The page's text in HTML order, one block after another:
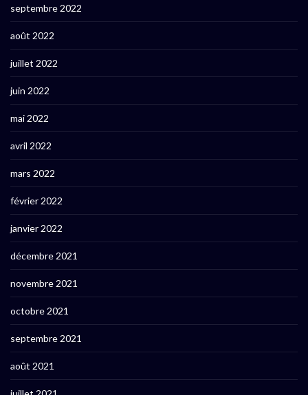
septembre 2022
août 2022
juillet 2022
juin 2022
mai 2022
avril 2022
mars 2022
février 2022
janvier 2022
décembre 2021
novembre 2021
octobre 2021
septembre 2021
août 2021